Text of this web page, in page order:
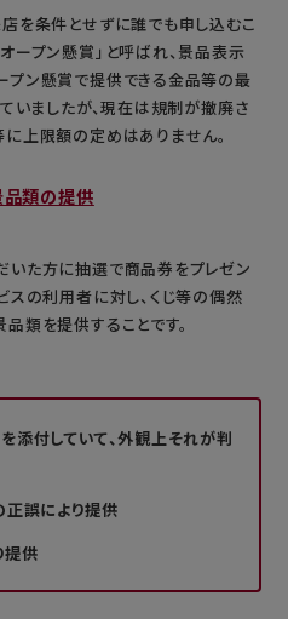
を条件とせずに誰でも申し込むこ
ープン懸賞」と呼ばれ、景品表示
プン懸賞で提供できる金品等の最
いましたが、現在は規制が撤廃さ
上限額の定めはありません。
類の提供
いた方に抽選で商品券をプレゼン
スの利用者に対し、くじ等の偶然
類を提供することです。
添付していて、外観上それが判
正誤により提供
提供